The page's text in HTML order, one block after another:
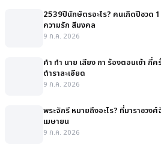
2539ปีนักษัตรอะไร? คนเกิดปีชวด
ความรัก สีมงคล
9 ก.ค. 2026
คํา ทํา นาย เสียง กา ร้องตอนเช้า กี่
ตำราละเอียด
9 ก.ค. 2026
พระจักรี หมายถึงอะไร? ที่มาราชวง
เมษายน
9 ก.ค. 2026